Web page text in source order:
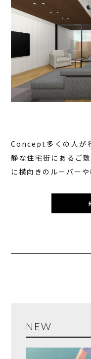
Concept多くの人が
静な住宅街にあるご
に横向きのルーバー
NEW